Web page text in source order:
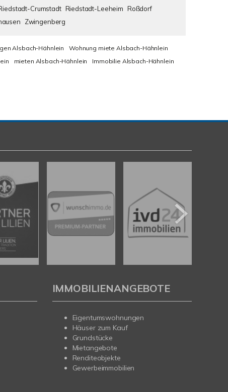
Crumstadt Riedstadt-Leeheim Roßdorf
Zwingenberg
Alsbach-Hähnlein
Wohnung miete Alsbach-Hähnlein
mieten Alsbach-Hähnlein
Immobilie Alsbach-Hähnlein
IMMOBILIENANGEBOTE
Eigentumswohnungen
Häuser zum Kauf
Grundstücke
Mietangebote
Renditeobjekte
Gewerbeimmobilien